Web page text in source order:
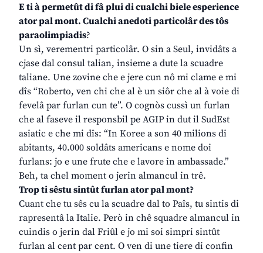
E ti à permetût di fâ plui di cualchi biele esperience
ator pal mont. Cualchi anedoti particolâr des tôs
paraolimpiadis?
Un sì, verementri particolâr. O sin a Seul, invidâts a
cjase dal consul talian, insieme a dute la scuadre
taliane. Une zovine che e jere cun nô mi clame e mi
dîs “Roberto, ven chi che al è un siôr che al à voie di
fevelâ par furlan cun te”. O cognòs cussì un furlan
che al faseve il responsbil pe AGIP in dut il SudEst
asiatic e che mi dîs: “In Koree a son 40 milions di
abitants, 40.000 soldâts americans e nome doi
furlans: jo e une frute che e lavore in ambassade.”
Beh, ta chel moment o jerin almancul in trê.
Trop ti sêstu sintût furlan ator pal mont?
Cuant che tu sês cu la scuadre dal to Paîs, tu sintis di
rapresentâ la Italie. Però in chê squadre almancul in
cuindis o jerin dal Friûl e jo mi soi simpri sintût
furlan al cent par cent. O ven di une tiere di confin